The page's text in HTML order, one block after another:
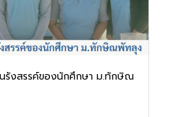
รังสรรค์ของนักศึกษา ม.ทักษิณ